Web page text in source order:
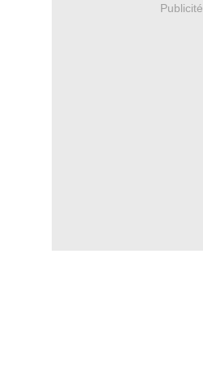
Publicité